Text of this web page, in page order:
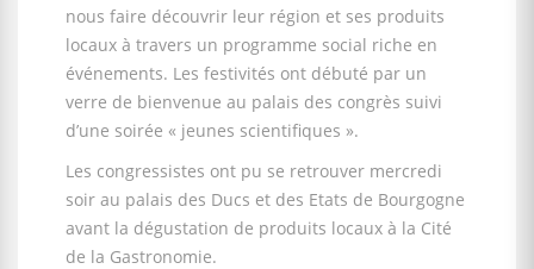
nous faire découvrir leur région et ses produits
locaux à travers un programme social riche en
événements. Les festivités ont débuté par un
verre de bienvenue au palais des congrès suivi
d’une soirée « jeunes scientifiques ».
Les congressistes ont pu se retrouver mercredi
soir au palais des Ducs et des Etats de Bourgogne
avant la dégustation de produits locaux à la Cité
de la Gastronomie.